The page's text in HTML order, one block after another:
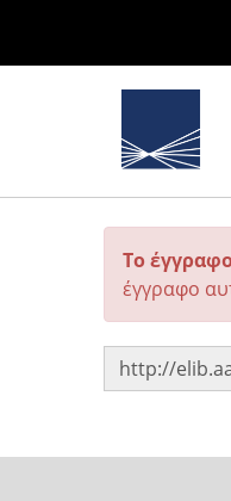
Το
έγγραφο